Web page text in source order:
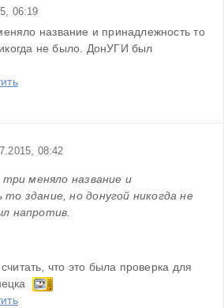
06:19
название и принадлежность то
не было. ДонУГИ был
08:42
меняло название и
здание, но донугой никогда не
напротив.
что это была проверка для